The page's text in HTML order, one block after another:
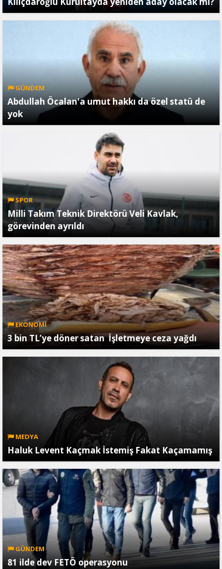
GÜNDEM
Abdullah Öcalan'a umut hakkı da özel statü de
yok
SPOR
Milli Takım Teknik Direktörü Veli Kavlak,
görevinden ayrıldı
EKONOMİ
3 bin TL’ye döner satan İşletmeye ceza yağdı
MEDYA
Haluk Levent Kaçmak İstemiş Fakat Kaçamamış
GÜNDEM
81 ilde dev FETÖ operasyonu